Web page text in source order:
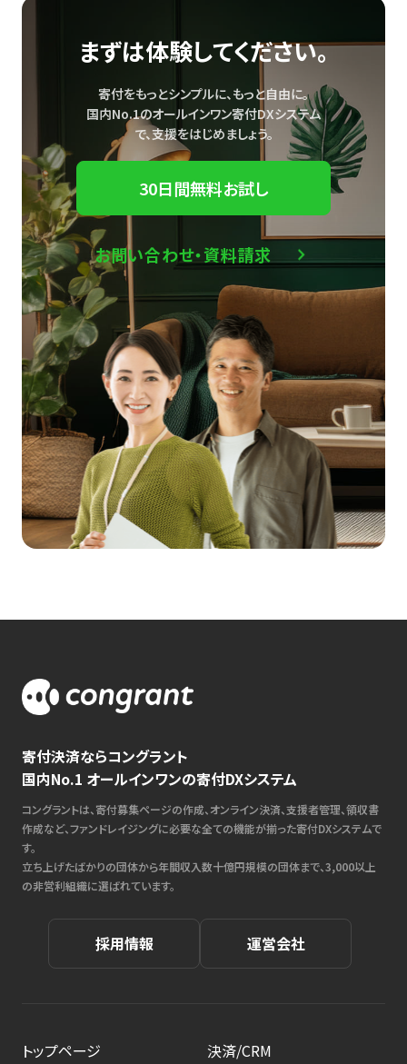
まずは体験してください。
寄付をもっとシンプルに、もっと自由に。
国内No.1のオールインワン寄付DXシステム
で、支援をはじめましょう。
30日間無料お試し
お問い合わせ・資料請求
寄付決済ならコングラント
国内No.1 オールインワンの寄付DXシステム
コングラントは、寄付募集ページの作成、オンライン決済、支援者管理、領収書
作成など、ファンドレイジングに必要な全ての機能が揃った寄付DXシステムで
す。
立ち上げたばかりの団体から年間収入数十億円規模の団体まで、3,000以上
の非営利組織に選ばれています。
採用情報 運営会社
トップページ
決済/CRM